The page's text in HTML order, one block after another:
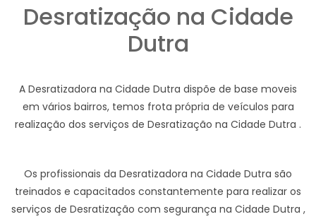
Desratização na Cidade
Dutra
A Desratizadora na Cidade Dutra dispõe de base moveis
em vários bairros, temos frota própria de veículos para
realização dos serviços de Desratização na Cidade Dutra .
Os profissionais da Desratizadora na Cidade Dutra são
treinados e capacitados constantemente para realizar os
serviços de Desratização com segurança na Cidade Dutra ,